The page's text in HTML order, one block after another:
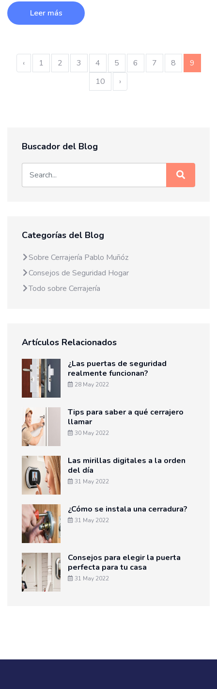
Leer más
‹ 1 2 3 4 5 6 7 8
9
10
›
Buscador del Blog
Categorías del Blog
Sobre Cerrajería Pablo Muñóz
Consejos de Seguridad Hogar
Todo sobre Cerrajería
Artículos Relacionados
¿Las puertas de seguridad
realmente funcionan?
28 May 2022
Tips para saber a qué cerrajero
llamar
30 May 2022
Las mirillas digitales a la orden
del día
31 May 2022
¿Cómo se instala una cerradura?
31 May 2022
Consejos para elegir la puerta
perfecta para tu casa
31 May 2022